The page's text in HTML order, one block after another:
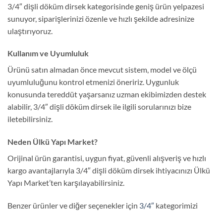
3/4″ dişli döküm dirsek kategorisinde geniş ürün yelpazesi
sunuyor, siparişlerinizi özenle ve hızlı şekilde adresinize
ulaştırıyoruz.
Kullanım ve Uyumluluk
Ürünü satın almadan önce mevcut sistem, model ve ölçü
uyumluluğunu kontrol etmenizi öneririz. Uygunluk
konusunda tereddüt yaşarsanız uzman ekibimizden destek
alabilir, 3/4″ dişli döküm dirsek ile ilgili sorularınızı bize
iletebilirsiniz.
Neden Ülkü Yapı Market?
Orijinal ürün garantisi, uygun fiyat, güvenli alışveriş ve hızlı
kargo avantajlarıyla 3/4″ dişli döküm dirsek ihtiyacınızı Ülkü
Yapı Market’ten karşılayabilirsiniz.
Benzer ürünler ve diğer seçenekler için 3/4″ kategorimizi